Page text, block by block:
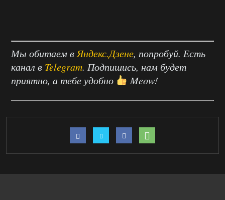
Мы обитаем в Яндекс.Дзене, попробуй. Есть
канал в Telegram. Подпишись, нам будет
приятно, а тебе удобно
Meow!